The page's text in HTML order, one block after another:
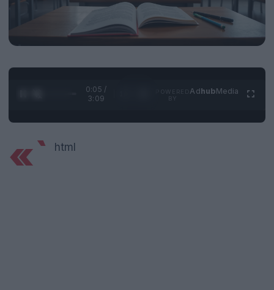
0:05 /
3:09
AdhubMedia
«` html